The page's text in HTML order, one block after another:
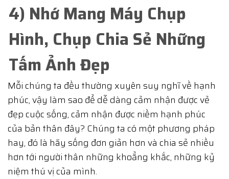
4) Nhớ Mang Máy Chụp
Hình, Chụp Chia Sẻ Những
Tấm Ảnh Đẹp
Mỗi chúng ta đều thường xuyên suy nghĩ về hạnh
phúc, vậy làm sao để dễ dàng cảm nhận được vẻ
đẹp cuộc sống, cảm nhận được niềm hạnh phúc
của bản thân đây? Chúng ta có một phương pháp
hay, đó là hãy sống đơn giản hơn và chia sẻ nhiều
hơn tới người thân những khoẳng khắc, những kỷ
niệm thú vị của mình.